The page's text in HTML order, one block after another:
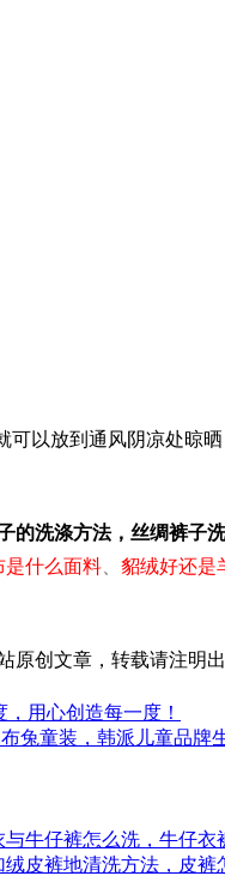
以放到通风阴凉处晾
的洗涤方法，丝绸裤子
是什么面料 貂绒好还是
原创文章，转载请注明
，用心创造每一度！
布兔童装，韩派儿童品牌
与牛仔裤怎么洗，牛仔
绒皮裤地清洗方法，皮裤